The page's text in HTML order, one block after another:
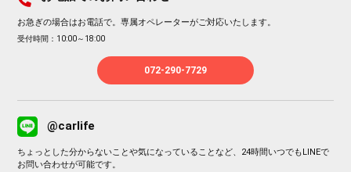
お急ぎの場合はお電話で。専属オペレーターがご対応いたします。
受付時間：10:00～18:00
072-290-7729
@carlife
ちょっとした分からないことや気になっていることなど、24時間いつでもLINEで
お問い合わせが可能です。